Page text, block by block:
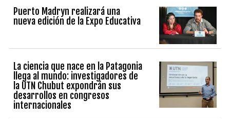
Puerto Madryn realizará una
nueva edición de la Expo Educativa
La ciencia que nace en la Patagonia
llega al mundo: investigadores de
la UTN Chubut expondrán sus
desarrollos en congresos
internacionales